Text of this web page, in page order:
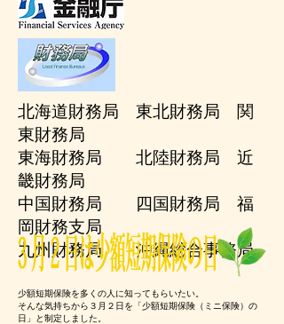
北海道財務局 東北財務局 関
東財務局
​東海財務局 北陸財務局 近
畿財務局
中国財務局 四国財務局 ​福
岡財務支局
​九州財務局 沖縄総合事務局
少額短期保険を多くの人に知ってもらいたい。
そんな気持ちから３月２日を「少額短期保険（ミニ保険）の
日」と制定しました。